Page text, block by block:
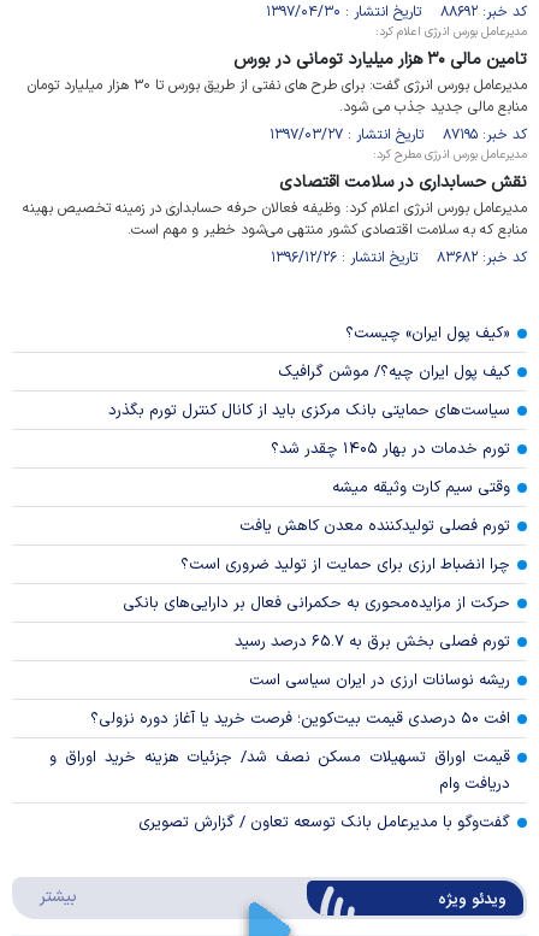
کد خبر: ۸۸۶۹۲ تاریخ انتشار : ۱۳۹۷/۰۴/۳۰
مدیرعامل بورس انرژی اعلام کرد:
تامین مالی ۳۰ هزار میلیارد تومانی در بورس
مدیرعامل بورس انرژی گفت: برای طرح های نفتی از طریق بورس تا ۳۰ هزار میلیارد تومان
منابع مالی جدید جذب می شود.
کد خبر: ۸۷۱۹۵ تاریخ انتشار : ۱۳۹۷/۰۳/۲۷
مدیرعامل بورس انرژی مطرح کرد:
نقش حسابداری در سلامت اقتصادی
مدیرعامل بورس انرژی اعلام کرد: وظیفه فعالان حرفه حسابداری در زمینه تخصیص بهینه
منابع که به سلامت اقتصادی کشور منتهی می‌شود خطیر و مهم است.
کد خبر: ۸۳۶۸۲ تاریخ انتشار : ۱۳۹۶/۱۲/۲۶
«کیف پول ایران» چیست؟
کیف پول ایران چیه؟/ موشن گرافیک
سیاست‌های حمایتی بانک مرکزی باید از کانال کنترل تورم بگذرد
تورم خدمات در بهار ۱۴۰۵ چقدر شد؟
وقتی سیم کارت وثیقه میشه
تورم فصلی تولیدکننده معدن کاهش یافت
چرا انضباط ارزی برای حمایت از تولید ضروری است؟
حرکت از مزایده‌محوری به حکمرانی فعال بر دارایی‌های بانکی
تورم فصلی بخش برق به ۶۵.۷ درصد رسید
ریشه نوسانات ارزی در ایران سیاسی است
افت ۵۰ درصدی قیمت بیت‌کوین؛ فرصت خرید یا آغاز دوره نزولی؟
قیمت اوراق تسهیلات مسکن نصف شد/ جزئیات هزینه خرید اوراق و
دریافت وام
گفت‌وگو با مدیرعامل بانک توسعه تعاون / گزارش تصویری
ویدئو ویژه بیشتر